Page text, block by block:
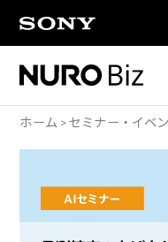
ホーム セミナー・イベ